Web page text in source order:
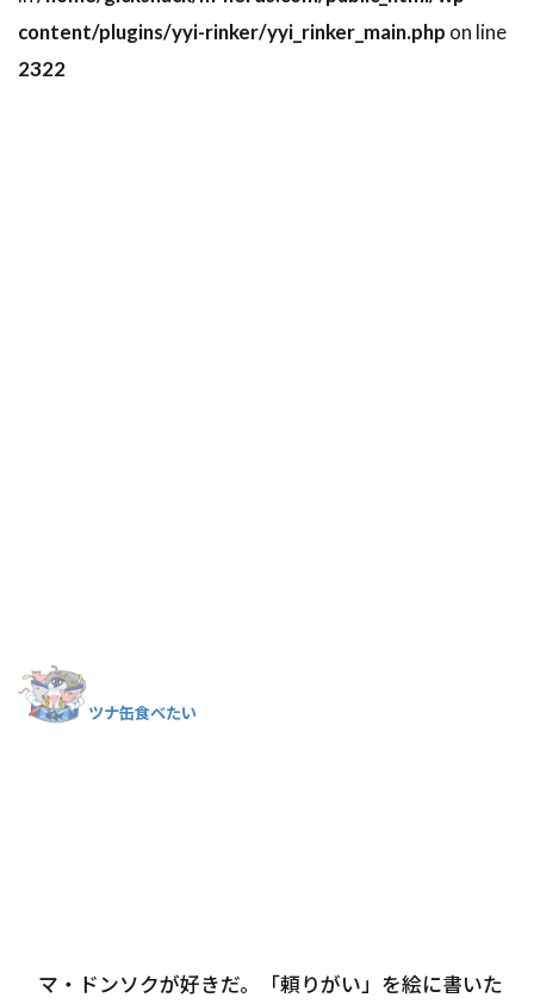
content/plugins/yyi-rinker/yyi_rinker_main.php on line
2322
ツナ缶食べたい
マ・ドンソクが好きだ。「頼りがい」を絵に書いた